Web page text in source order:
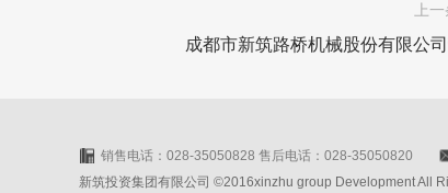
上
成都市新筑路桥机械股份有限公
销售电话：028-35050828 售后电话：028-35050820
新筑投资集团有限公司 ©2016xinzhu group Development All